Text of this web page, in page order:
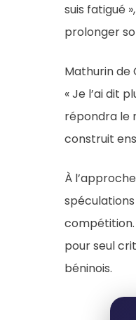
suis fatigué
prolonger
Mathurin de
« Je l’ai dit
répondra le
construit
À
compétition.
pour seul
béninois.